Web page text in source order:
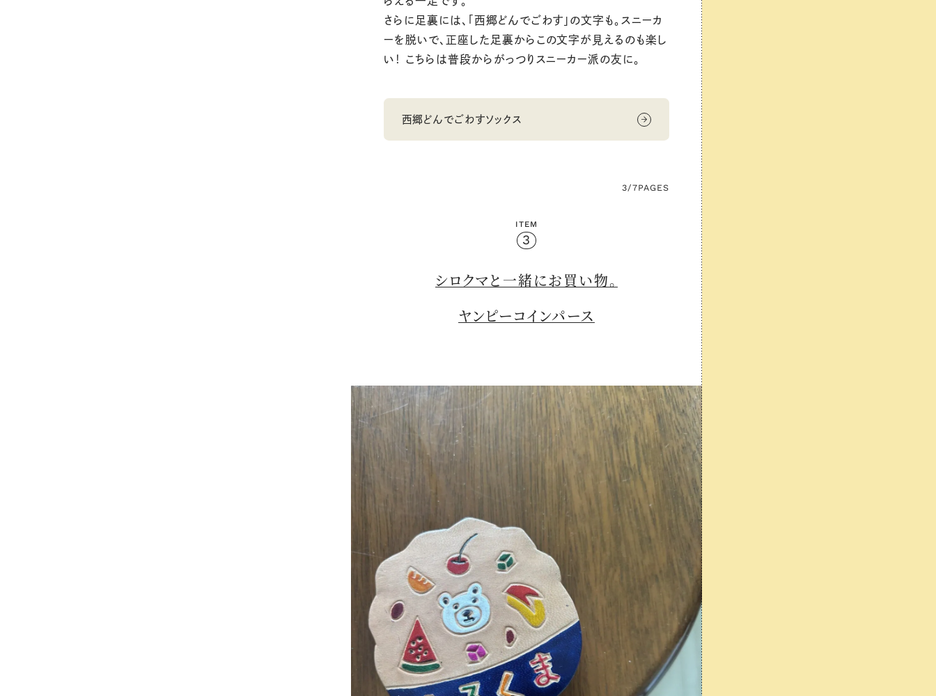
さらに足裏には、「西郷どんでごわす」の文字も。スニーカ
ーを脱いで、正座した足裏からこの文字が見えるのも楽し
い！ こちらは普段からがっつりスニーカー派の友に。
西郷どんでごわすソックス
3/7PAGES
ITEM
3
シロクマと一緒にお買い物。
ヤンピーコインパース